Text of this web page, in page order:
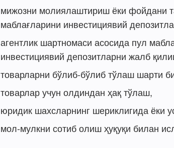
мижозни молиялаштириш ёки фойдани
маблағларини инвестициявий
агентлик шартномаси асосида пул
инвестициявий депозитларни жалб
товарларни бўлиб-бўлиб тўлаш шарти
товарлар учун олдиндан ҳақ тўлаш,
юридик шахсларнинг шериклигида ёки
мол-мулкни сотиб олиш ҳуқуқи билан